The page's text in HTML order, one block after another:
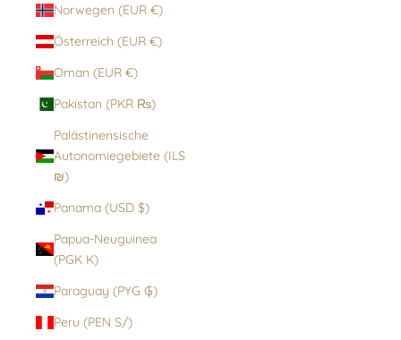
Norwegen (EUR €)
Österreich (EUR €)
Oman (EUR €)
Pakistan (PKR ₨)
Palästinensische
Autonomiegebiete (ILS
₪)
Panama (USD $)
Papua-Neuguinea
(PGK K)
Paraguay (PYG ₲)
Peru (PEN S/)